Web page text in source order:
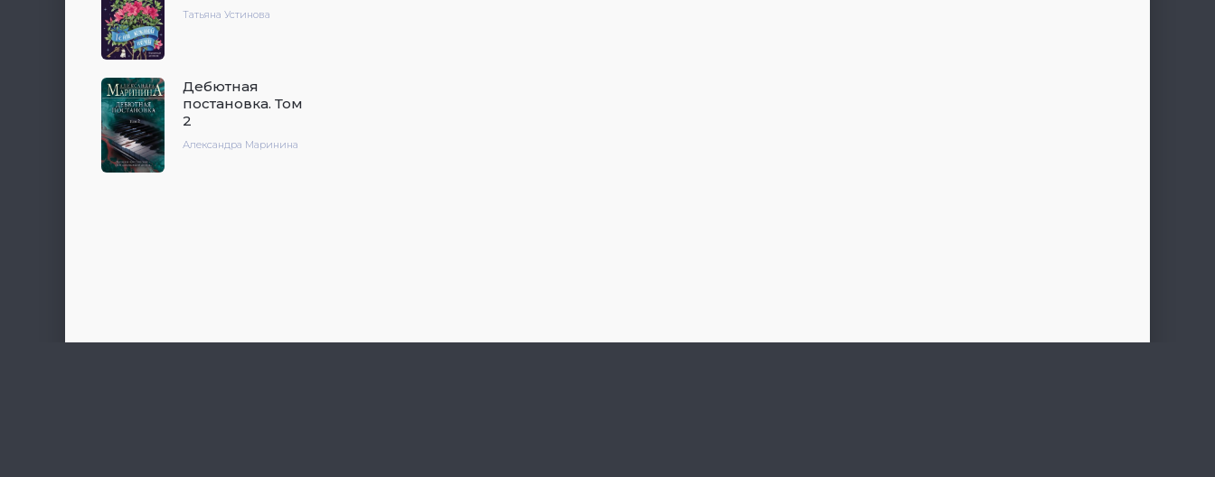
Татьяна Устинова
Дебютная
постановка. Том
2
Александра Маринина